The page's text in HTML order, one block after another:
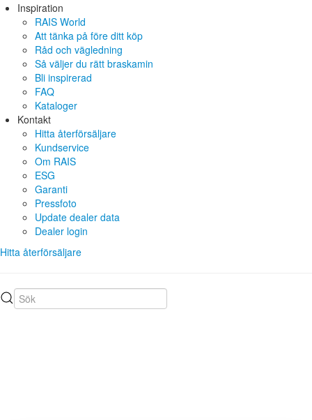
Inspiration
RAIS World
Att tänka på före ditt köp
Råd och vägledning
Så väljer du rätt braskamin
Bli inspirerad
FAQ
Kataloger
Kontakt
Hitta återförsäljare
Kundservice
Om RAIS
ESG
Garanti
Pressfoto
Update dealer data
Dealer login
Hitta återförsäljare